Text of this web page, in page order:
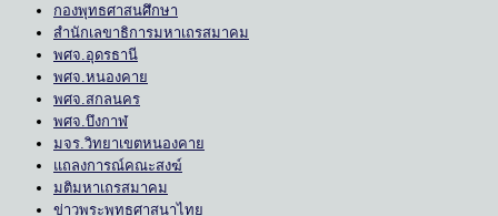
กองพุทธศาสนศึกษา
สำนักเลขาธิการมหาเถรสมาคม
พศจ.อุดรธานี
พศจ.หนองคาย
พศจ.สกลนคร
พศจ.บึงกาฬ
มจร.วิทยาเขตหนองคาย
แถลงการณ์คณะสงฆ์
มติมหาเถรสมาคม
ข่าวพระพุทธศาสนาไทย